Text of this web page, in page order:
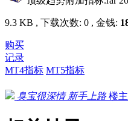
9.3 KB , 下载次数: 0 , 金钱:
购买
记录
MT4指标 MT5指标
臭宝很深情 新手上路 楼主